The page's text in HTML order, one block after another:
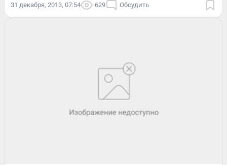
31 декабря, 2013, 07:54 629 Обсудить